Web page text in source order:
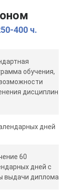
400 ч.
обучения,
дисциплин
дней
60
дней с
выдачи диплома